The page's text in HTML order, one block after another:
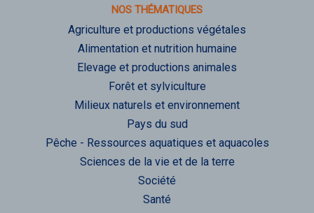
NOS THÉMATIQUES
Agriculture et productions végétales
Alimentation et nutrition humaine
Elevage et productions animales
Forêt et sylviculture
Milieux naturels et environnement
Pays du sud
Pêche - Ressources aquatiques et aquacoles
Sciences de la vie et de la terre
Société
Santé